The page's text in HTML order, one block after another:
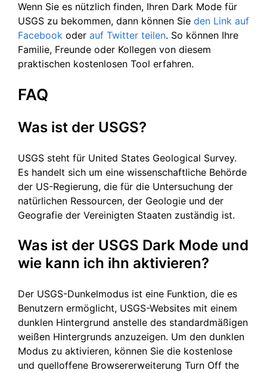
Wenn Sie es nützlich finden, Ihren Dark Mode für
USGS zu bekommen, dann können Sie den Link auf
Facebook oder auf Twitter teilen. So können Ihre
Familie, Freunde oder Kollegen von diesem
praktischen kostenlosen Tool erfahren.
FAQ
Was ist der USGS?
USGS steht für United States Geological Survey.
Es handelt sich um eine wissenschaftliche Behörde
der US-Regierung, die für die Untersuchung der
natürlichen Ressourcen, der Geologie und der
Geografie der Vereinigten Staaten zuständig ist.
Was ist der USGS Dark Mode und
wie kann ich ihn aktivieren?
Der USGS-Dunkelmodus ist eine Funktion, die es
Benutzern ermöglicht, USGS-Websites mit einem
dunklen Hintergrund anstelle des standardmäßigen
weißen Hintergrunds anzuzeigen. Um den dunklen
Modus zu aktivieren, können Sie die kostenlose
und quelloffene Browsererweiterung Turn Off the